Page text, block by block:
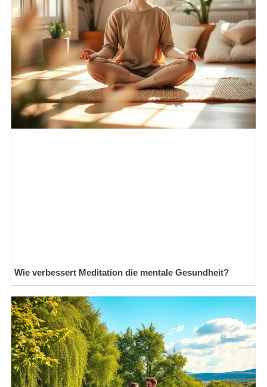
Wie verbessert Meditation die mentale Gesundheit?